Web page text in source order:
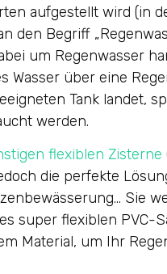
aufgestellt wird (in
den Begriff
um Regenwasser
Wasser über eine
Tank landet,
werden.
flexiblen Zisterne
die perfekte
Sie
super flexiblen PVC-
Material, um Ihr